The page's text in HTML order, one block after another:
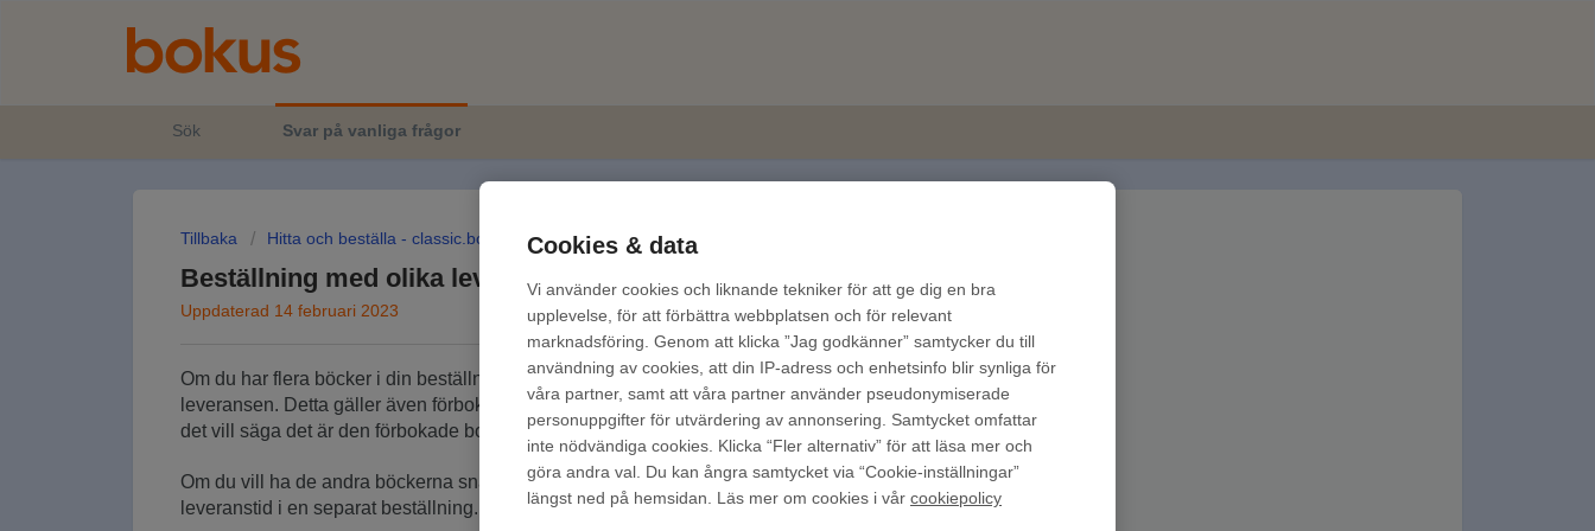
Sök Svar på vanliga frågor
Tillbaka Hitta och beställa - classic.bokus.com Beställa
Beställning med olika leveranstider Skriv ut
Uppdaterad 14 februari 2023
Om du har flera böcker i din beställning är det den med längst hanteringstid som styr hela
leveransen. Detta gäller även förbokade böcker med beräknad leverans längre fram i tiden,
det vill säga det är den förbokade boken som styr beställningen.
Om du vill ha de andra böckerna snabbare, lägg förbokningen eller boken med lång
leveranstid i en separat beställning.
Cookies & data
Vi använder cookies och liknande tekniker för att ge dig en bra
upplevelse, för att förbättra webbplatsen och för relevant
marknadsföring. Genom att klicka ”Jag godkänner” samtycker du till
användning av cookies, att din IP-adress och enhetsinfo blir synliga för
våra partner, samt att våra partner använder pseudonymiserade
personuppgifter för utvärdering av annonsering. Samtycket omfattar
inte nödvändiga cookies. Klicka “Fler alternativ” för att läsa mer och
göra andra val. Du kan ångra samtycket via “Cookie-inställningar”
längst ned på hemsidan. Läs mer om cookies i vår cookiepolicy